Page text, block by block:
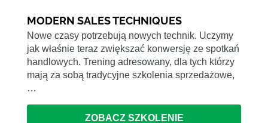
MODERN SALES TECHNIQUES
Nowe czasy potrzebują nowych technik. Uczymy
jak właśnie teraz zwiększać konwersję ze spotkań
handlowych. Trening adresowany, dla tych którzy
mają za sobą tradycyjne szkolenia sprzedażowe,
…
ZOBACZ SZKOLENIE